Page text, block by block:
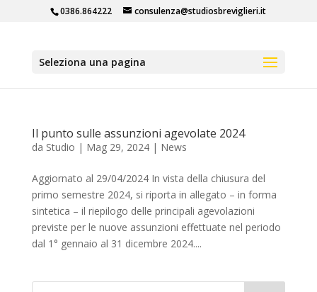
0386.864222 consulenza@studiosbreviglieri.it
Seleziona una pagina
Il punto sulle assunzioni agevolate 2024
da Studio | Mag 29, 2024| News
Aggiornato al 29/04/2024 In vista della chiusura del
primo semestre 2024, si riporta in allegato – in forma
sintetica – il riepilogo delle principali agevolazioni
previste per le nuove assunzioni effettuate nel periodo
dal 1° gennaio al 31 dicembre 2024....